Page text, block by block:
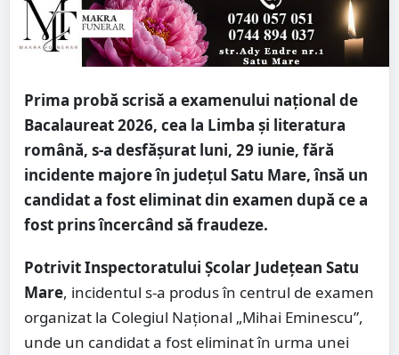
Prima probă scrisă a examenului național de
Bacalaureat 2026, cea la Limba și literatura
română, s-a desfășurat luni, 29 iunie, fără
incidente majore în județul Satu Mare, însă un
candidat a fost eliminat din examen după ce a
fost prins încercând să fraudeze.
Potrivit Inspectoratului Școlar Județean Satu
Mare, incidentul s-a produs în centrul de examen
organizat la Colegiul Național „Mihai Eminescu”,
unde un candidat a fost eliminat în urma unei